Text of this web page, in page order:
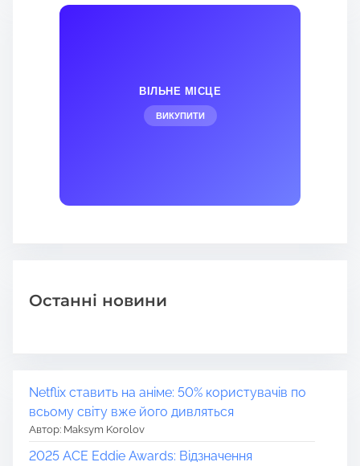
ВІЛЬНЕ МІСЦЕ
ВИКУПИТИ
Останні новини
Netflix ставить на аніме: 50% користувачів по
всьому світу вже його дивляться
Автор: Maksym Korolov
2025 ACE Eddie Awards: Відзначення